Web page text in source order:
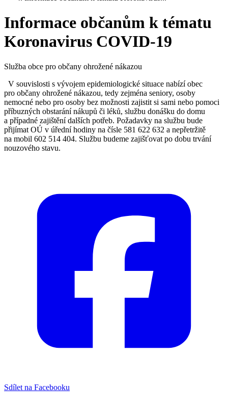
Informace občanům k tématu
Koronavirus COVID-19
Služba obce pro občany ohrožené nákazou
V souvislosti s vývojem epidemiologické situace nabízí obec
pro občany ohrožené nákazou, tedy zejména seniory, osoby
nemocné nebo pro osoby bez možnosti zajistit si sami nebo pomoci
příbuzných obstarání nákupů či léků, službu donášku do domu
a případné zajištění dalších potřeb. Požadavky na službu bude
přijímat OÚ v úřední hodiny na čísle 581 622 632 a nepřetržitě
na mobil 602 514 404. Službu budeme zajišťovat po dobu trvání
nouzového stavu.
Sdílet na Facebooku